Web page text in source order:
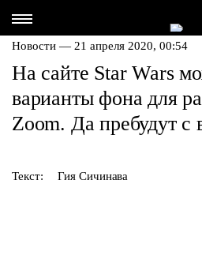
Новости — 21 апреля 2020, 00:54
На сайте Star Wars
варианты фона для
Zoom. Да пребудут с
Текст: Гия Сичинава